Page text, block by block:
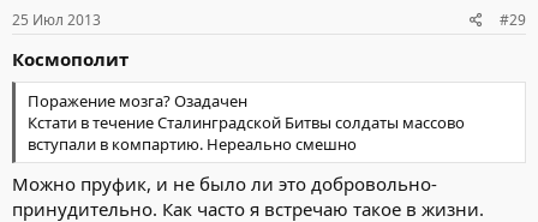
25 Июл 2013 #29
Космополит
Поражение мозга? Озадачен
Кстати в течение Сталинградской Битвы солдаты массово
вступали в компартию. Нереально смешно
Можно пруфик, и не было ли это добровольно-
принудительно. Как часто я встречаю такое в жизни.